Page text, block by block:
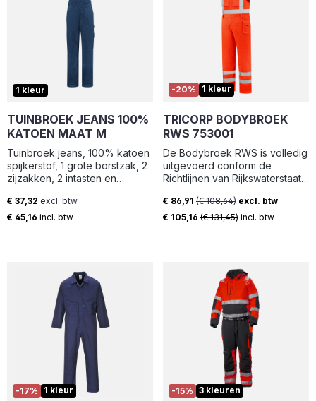
gevormde broekspijpen. Gulp
met rits. Voorzakken.
Achterzakken met versterking.
Verstelbare hamerlus.
Dijbeenzak met telefoonzak
en klep met verborgen
drukknopen. Versterkte
duimstokzak. Pennenzakje.
extreem slijtvast CORDURA®
(1000 D) met klep en opening
effecten. We raden de 00418-
100, 00718-100, 50451-916 en
20118-915 kniebeschermers
aan voor dit model.
Gecertificeerd in combinatie
met kniebeschermertype
1 kleur
TUINBROEK JEANS 100%
KATOEN MAAT M
Tuinbroek jeans, 100% katoen
spijkerstof, 1 grote borstzak, 2
zijzakken, 2 intasten en
Normale prijs:
€ 37,32 excl. btw
€ 45,16 incl. btw
-20% 1 kleur
TRICORP BODYBROEK
RWS 753001
De Bodybroek RWS is volledig
uitgevoerd conform de
Richtlijnen van Rijkswaterstaat.
RWS op hoge zichtbaarheid
gecertificeerd conform de
dus optimaal zichtbaar! De
verstelbare schoudersluiting
met klittenband zorgt voor een
goed aansluitende pasvorm.
Het doek is in een soepele
maar stevige combinatie van
polyester met katoen gemaakt.
De bodybroek is voorzien van
een gestikte reflecterende
striping. De vele zakken
bieden voldoende
Verkoopprijs:
€ 86,91 (€ 108,64) excl. btw
€ 105,16 (€ 131,45) incl. btw
-17% 1 kleur -15% 3 kleuren